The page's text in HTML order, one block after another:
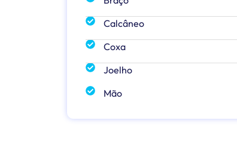
Calcâneo
Coxa
Joelho
Mão